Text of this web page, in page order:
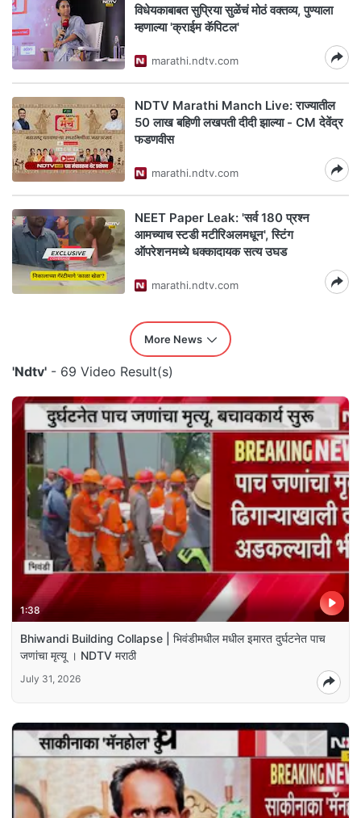
विधेयकाबाबत सुप्रिया सुळेंचं मोठं वक्तव्य, पुण्याला
म्हणाल्या 'क्राईम कॅपिटल'
marathi.ndtv.com
NDTV Marathi Manch Live: राज्यातील
50 लाख बहिणी लखपती दीदी झाल्या - CM देवेंद्र
फडणवीस
marathi.ndtv.com
NEET Paper Leak: 'सर्व 180 प्रश्न
आमच्याच स्टडी मटीरिअलमधून', स्टिंग
ऑपरेशनमध्ये धक्कादायक सत्य उघड
marathi.ndtv.com
More News
'Ndtv' - 69 Video Result(s)
1:38
Bhiwandi Building Collapse | भिवंडीमधील मधील इमारत दुर्घटनेत पाच
जणांचा मृत्यू । NDTV मराठी
July 31, 2026